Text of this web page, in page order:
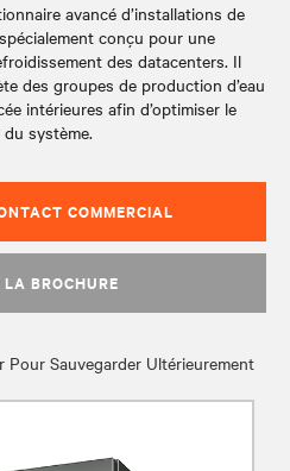
avancé d’installations de
conçu pour une
des datacenters. Il
des groupes de production d’eau
intérieures afin d’optimiser le
système.
COMMERCIAL
BROCHURE
Pour Sauvegarder Ultérieurement